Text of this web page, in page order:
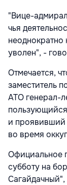
"Вице-
чья
неоднократно
уволен", -
Отмечается,
заместитель
АТО генерал-
и проявивший
во время
Официальное
субботу на